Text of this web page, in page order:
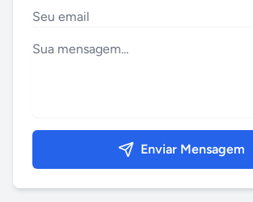
Enviar Mensagem